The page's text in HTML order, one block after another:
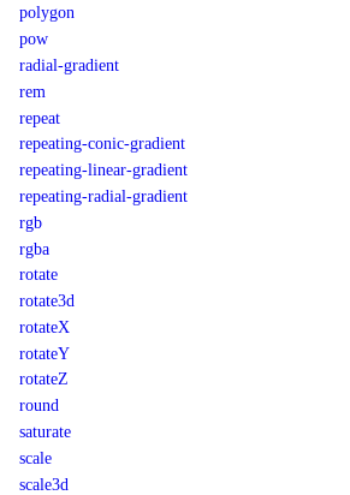
polygon
pow
radial-gradient
rem
repeat
repeating-conic-gradient
repeating-linear-gradient
repeating-radial-gradient
rgb
rgba
rotate
rotate3d
rotateX
rotateY
rotateZ
round
saturate
scale
scale3d